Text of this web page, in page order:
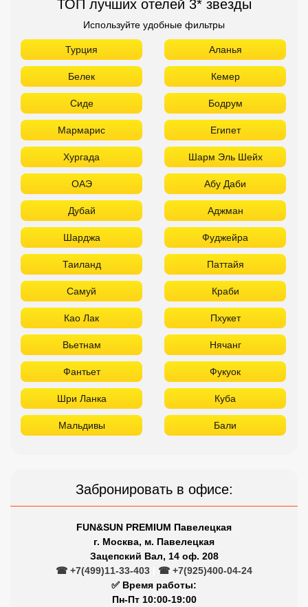
ТОП лучших отелей 3* звезды
Используйте удобные фильтры
Турция Аланья
Белек Кемер
Сиде Бодрум
Мармарис Египет
Хургада Шарм Эль Шейх
ОАЭ Абу Даби
Дубай Аджман
Шарджа Фуджейра
Таиланд Паттайя
Самуй Краби
Као Лак Пхукет
Вьетнам Нячанг
Фантьет Фукуок
Шри Ланка Куба
Мальдивы Бали
Забронировать в офисе:
FUN&SUN PREMIUM Павелецкая
г. Москва, м. Павелецкая
Зацепский Вал, 14 оф. 208
☎ +7(499)11-33-403
☎ +7(925)400-04-24
✅ Время работы:
Пн-Пт 10:00-19:00